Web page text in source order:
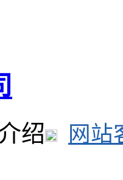
绍
网站